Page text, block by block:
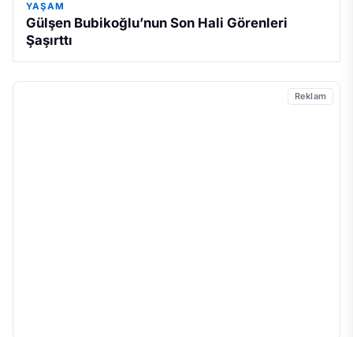
YAŞAM
Gülşen Bubikoğlu’nun Son Hali Görenleri
Şaşırttı
Reklam